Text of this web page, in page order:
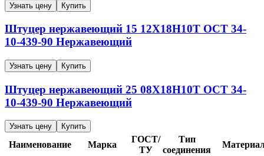
Узнать цену Купить
Штуцер нержавеющий 15 12Х18Н10Т ОСТ 34-
10-439-90 Нержавеющий
Узнать цену Купить
Штуцер нержавеющий 25 08Х18Н10Т ОСТ 34-
10-439-90 Нержавеющий
Узнать цену Купить
Наименование Марка
ГОСТ/
ТУ
Тип
соединения